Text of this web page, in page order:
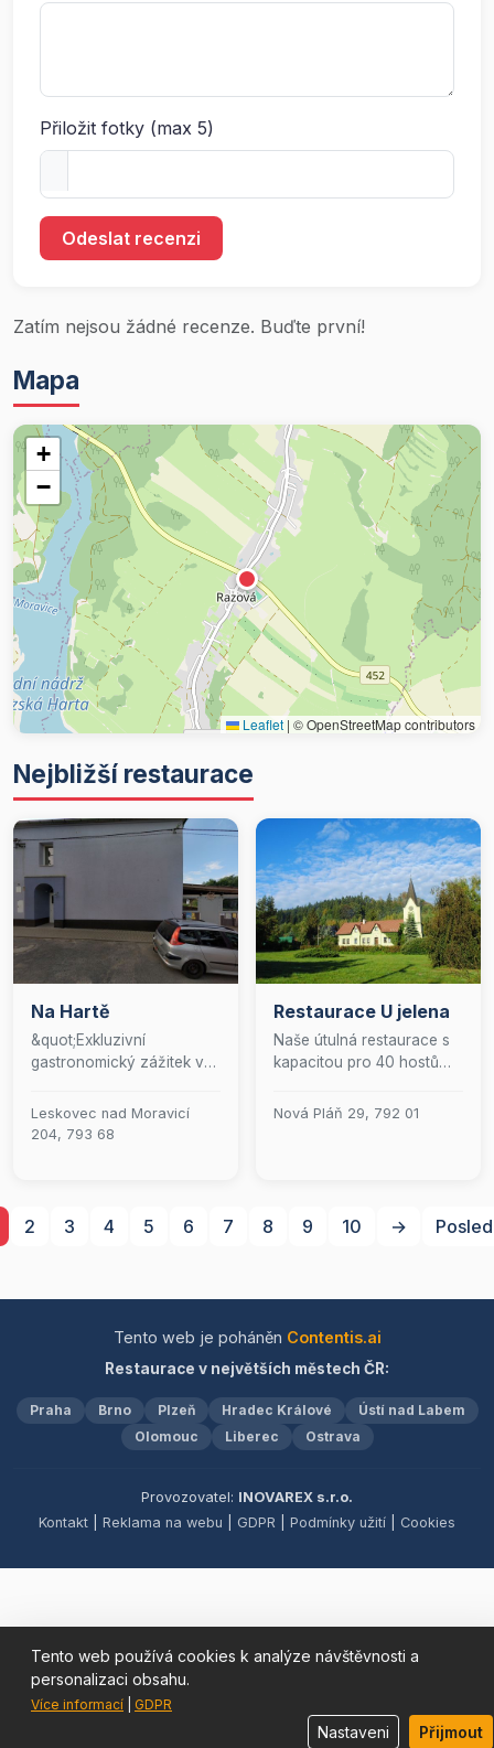
Tento web používá cookies k analýze návštěvnosti a
personalizaci obsahu.
Více informací GDPR
Nastaveni Přijmout
Přiložit fotky (max 5)
Odeslat recenzi
Zatím nejsou žádné recenze. Buďte první!
Mapa
+
−
Leaflet | © OpenStreetMap contributors
Nejbližší restaurace
Na Hartě
&quot;Exkluzivní
gastronomický zážitek v
Leskovec nad Moravicí
204, 793 68
Restaurace U jelena
Naše útulná restaurace s
kapacitou pro 40 hostů
nezapomenutelný
ryby a delikátní zvěřinové
speciality. K tomu nabízíme
nealkoholických nápojů,
které dokonale doplní váš
gurmánský zážitek. Ať už
plánujete svatbu, firemní
prostory jsou ideálním
místem pro každou
příjemnou atmosféru a
vynikající jídlo!
Nová Pláň 29, 792 01
2 3 4 5 6 7 8 9 10 →
Tento web je poháněn Contentis.ai
Restaurace v největších městech ČR:
Praha Brno Plzeň Hradec Králové
Ústí nad Labem
Olomouc
Liberec Ostrava
Provozovatel: INOVAREX s.r.o.
Kontakt
Reklama na webu GDPR Podmínky užití Cookies